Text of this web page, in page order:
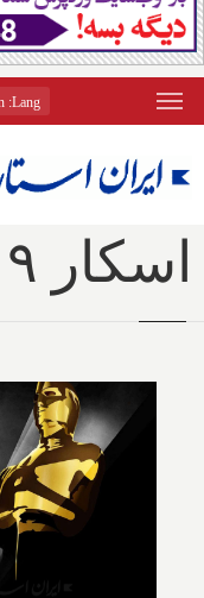
Lang
: Persian
اسکار ۲۰۱۹